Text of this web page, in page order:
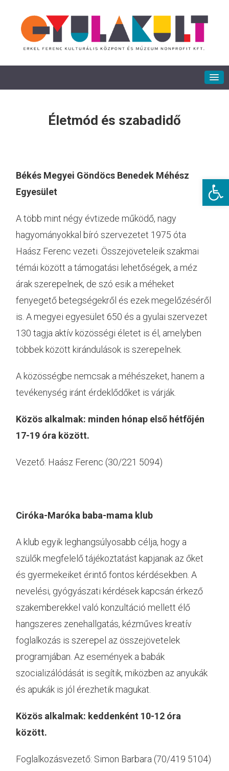
Életmód és szabadidő
Békés Megyei Göndöcs Benedek Méhész
Egyesület
A több mint négy évtizede működő, nagy
hagyományokkal bíró szervezetet 1975 óta
Haász Ferenc vezeti. Összejöveteleik szakmai
témái között a támogatási lehetőségek, a méz
árak szerepelnek, de szó esik a méheket
fenyegető betegségekről és ezek megelőzéséről
is. A megyei egyesület 650 és a gyulai szervezet
130 tagja aktív közösségi életet is él, amelyben
többek között kirándulások is szerepelnek.
A közösségbe nemcsak a méhészeket, hanem a
tevékenység iránt érdeklődőket is várják.
Közös alkalmak: minden hónap első hétfőjén
17-19 óra között.
Vezető: Haász Ferenc (30/221 5094)
Ciróka-Maróka baba-mama klub
A klub egyik leghangsúlyosabb célja, hogy a
szülők megfelelő tájékoztatást kapjanak az őket
és gyermekeiket érintő fontos kérdésekben. A
nevelési, gyógyászati kérdések kapcsán érkező
szakemberekkel való konzultáció mellett élő
hangszeres zenehallgatás, kézműves kreatív
foglalkozás is szerepel az összejövetelek
programjában. Az események a babák
szocializálódását is segítik, miközben az anyukák
és apukák is jól érezhetik magukat.
Közös alkalmak: keddenként 10-12 óra
között.
Foglalkozásvezető: Simon Barbara (70/419 5104)